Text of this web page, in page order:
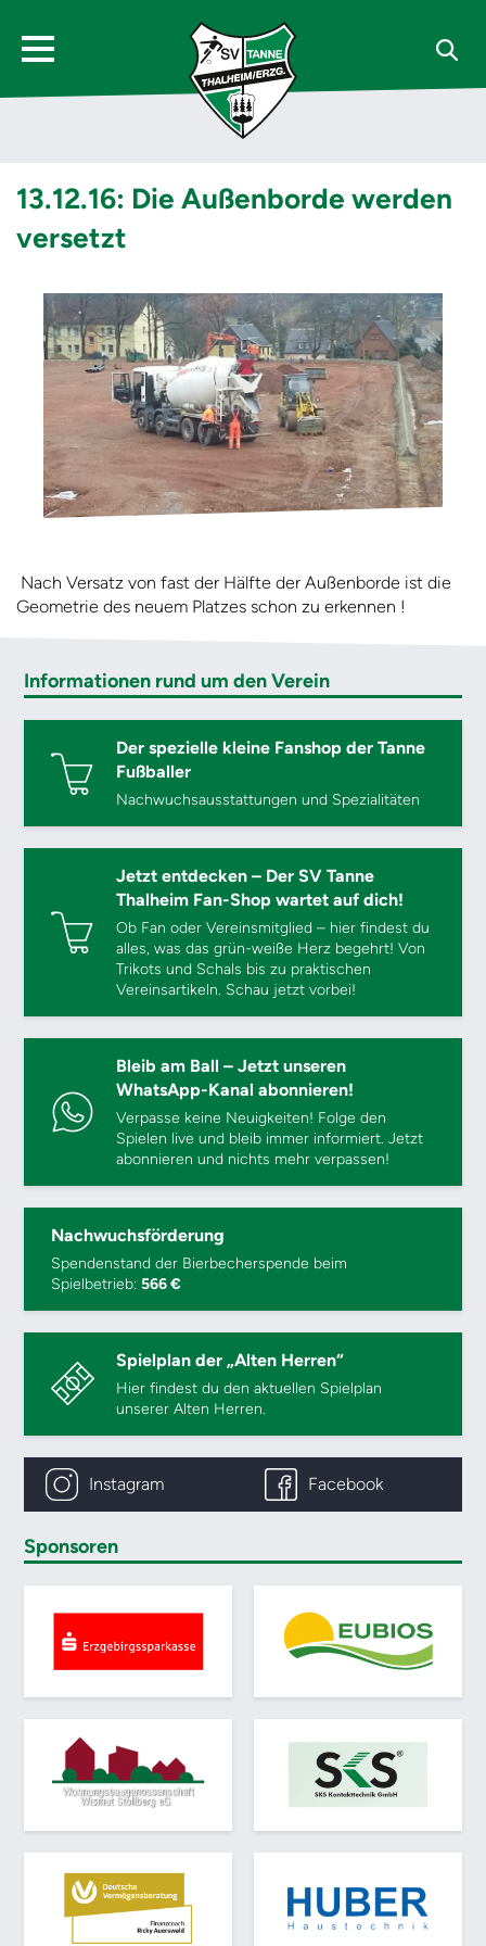
13.12.16: Die Außenborde werden
versetzt
Nach Versatz von fast der Hälfte der Außenborde ist die
Geometrie des neuem Platzes schon zu erkennen !
Informationen rund um den Verein
Der spezielle kleine Fanshop der Tanne
Fußballer
Nachwuchsausstattungen und Spezialitäten
Jetzt entdecken – Der SV Tanne
Thalheim Fan-Shop wartet auf dich!
Ob Fan oder Vereinsmitglied – hier findest du
alles, was das grün-weiße Herz begehrt! Von
Trikots und Schals bis zu praktischen
Vereinsartikeln. Schau jetzt vorbei!
Bleib am Ball – Jetzt unseren
WhatsApp-Kanal abonnieren!
Verpasse keine Neuigkeiten! Folge den
Spielen live und bleib immer informiert. Jetzt
abonnieren und nichts mehr verpassen!
Nachwuchsförderung
Spendenstand der Bierbecherspende beim
Spielbetrieb:566 €
Spielplan der „Alten Herren“
Hier findest du den aktuellen Spielplan
unserer Alten Herren.
Instagram Facebook
Sponsoren